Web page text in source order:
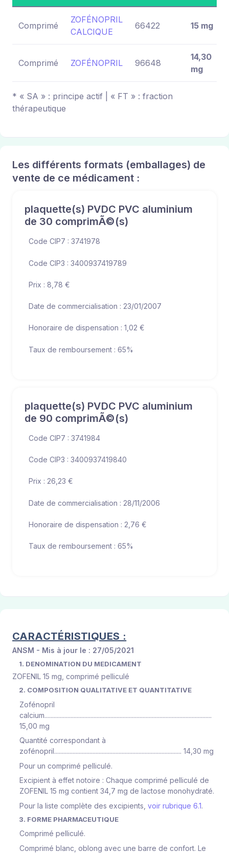
Comprimé
ZOFÉNOPRIL
CALCIQUE
66422 15 mg
Comprimé ZOFÉNOPRIL 96648
14,30
mg
* « SA » : principe actif | « FT » : fraction
thérapeutique
Les différents formats (emballages) de
vente de ce médicament :
plaquette(s) PVDC PVC aluminium
de 30 comprimÃ©(s)
Code CIP7 : 3741978
Code CIP3 : 3400937419789
Prix : 8,78 €
Date de commercialisation : 23/01/2007
Honoraire de dispensation : 1,02 €
Taux de remboursement : 65%
plaquette(s) PVDC PVC aluminium
de 90 comprimÃ©(s)
Code CIP7 : 3741984
Code CIP3 : 3400937419840
Prix : 26,23 €
Date de commercialisation : 28/11/2006
Honoraire de dispensation : 2,76 €
Taux de remboursement : 65%
CARACTÉRISTIQUES :
ANSM - Mis à jour le : 27/05/2021
1. DENOMINATION DU MEDICAMENT
ZOFENIL 15 mg, comprimé pelliculé
2. COMPOSITION QUALITATIVE ET QUANTITATIVE
Zofénopril
calcium.............................................................................................................
15,00 mg
Quantité correspondant à
zofénopril................................................................................... 14,30 mg
Pour un comprimé pelliculé.
Excipient à effet notoire : Chaque comprimé pelliculé de
ZOFENIL 15 mg contient 34,7 mg de lactose monohydraté.
Pour la liste complète des excipients, voir rubrique 6.1.
3. FORME PHARMACEUTIQUE
Comprimé pelliculé.
Comprimé blanc, oblong avec une barre de confort. Le